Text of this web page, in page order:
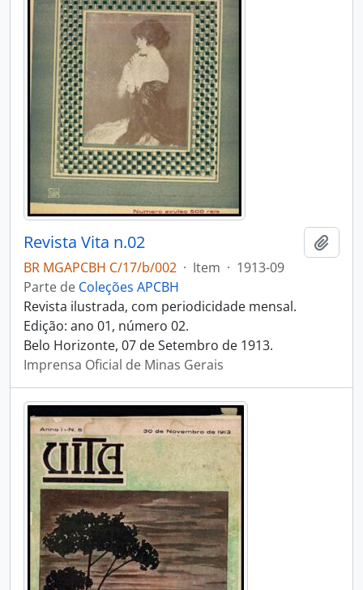
Revista Vita n.02
BR MGAPCBH C/17/b/002 · Item · 1913-09
Parte de Coleções APCBH
Revista ilustrada, com periodicidade mensal.
Edição: ano 01, número 02.
Belo Horizonte, 07 de Setembro de 1913.
Imprensa Oficial de Minas Gerais